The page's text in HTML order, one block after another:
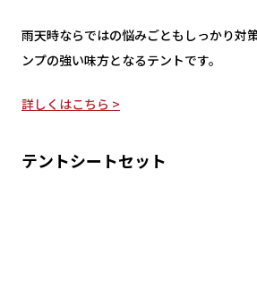
雨天時ならではの悩みごともしっかり対
ンプの強い味方となるテントです。
詳しくはこちら >
テントシートセット